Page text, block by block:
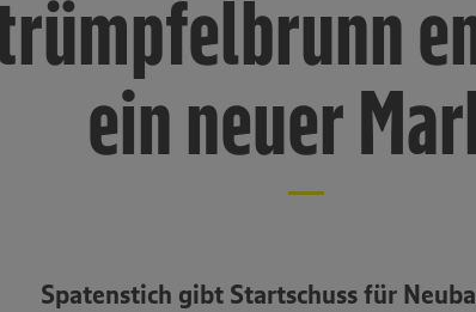
ein neuer
Spatenstich gibt Startschuss für